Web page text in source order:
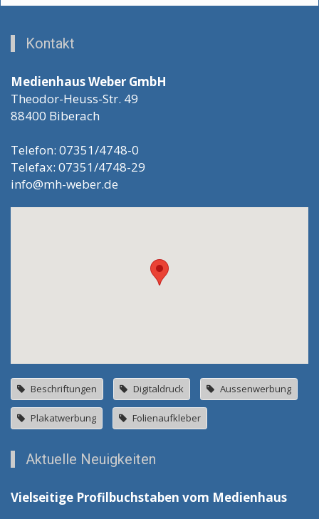
Kontakt
Medienhaus Weber GmbH
Theodor-Heuss-Str. 49
88400 Biberach
Telefon: 07351/4748-0
Telefax: 07351/4748-29
info@mh-weber.de
Beschriftungen Digitaldruck Aussenwerbung
Plakatwerbung Folienaufkleber
Aktuelle Neuigkeiten
Vielseitige Profilbuchstaben vom Medienhaus